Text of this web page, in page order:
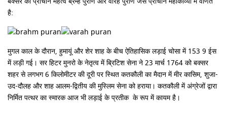
है:
मुगल काल के दौरान, हुमायूं और शेर शाह के बीच ऐतिहासिक लड़ाई चोसा में 153 9 ईस
में लड़ी गई। सर हिटर मुनरो के नेतृत्व में ब्रिटिश सेना ने 23 मार्च 1764 को बक्सर
शहर से लगभग 6 किलोमीटर की दूरी पर स्थित कतकौली का मैदान में मीर कासिम, शुजा-
उद-दौलह और शाह आलम-द्वितीय की मुस्लिम सेना को हराया। कतकौली में अंग्रेजों द्वारा
निर्मित पत्थर का स्मारक आज भी लड़ाई के प्रतीक के रूप में कायम है।